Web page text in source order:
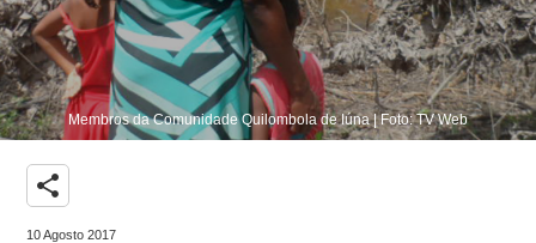
Membros da Comunidade Quilombola de Iúna | Foto: TV Web
share
10 Agosto 2017